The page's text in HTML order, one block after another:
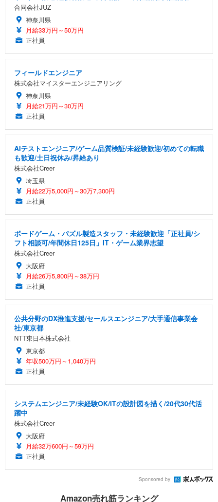
合同会社JUZ
神奈川県
月給33万円～50万円
正社員
フィールドエンジニア
株式会社マイスターエンジニアリング
神奈川県
月給21万円～30万円
正社員
AIテストエンジニア/ゲーム品質検証/未経験歓迎/初めての転職
も歓迎/土日祝休み/昇給あり
株式会社Creer
埼玉県
月給22万5,000円～30万7,300円
正社員
ボードゲーム・パズル製造スタッフ・未経験歓迎「正社員/シ
フト相談可/年間休日125日」IT・ゲーム業界志望
株式会社Creer
大阪府
月給26万5,800円～38万円
正社員
公共分野のDX推進支援/セールスエンジニア/大手通信事業会
社/東京都
NTT東日本株式会社
東京都
年収500万円～1,040万円
正社員
システムエンジニア/未経験OK/ITの設計図を描く/20代30代活
躍中
株式会社Creer
大阪府
月給32万600円～59万円
正社員
Sponsored by
Amazon売れ筋ランキング